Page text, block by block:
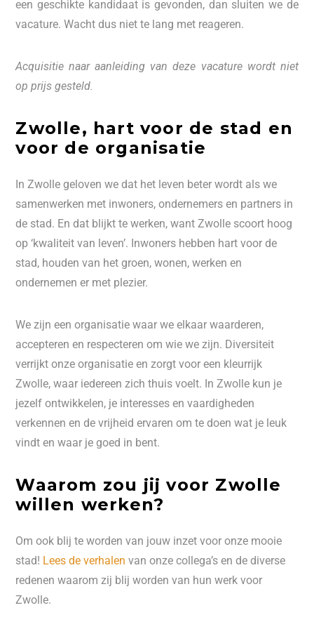
een geschikte kandidaat is gevonden, dan sluiten we de
vacature. Wacht dus niet te lang met reageren.
Acquisitie naar aanleiding van deze vacature wordt niet
op prijs gesteld.
Zwolle, hart voor de stad en
voor de organisatie
In Zwolle geloven we dat het leven beter wordt als we
samenwerken met inwoners, ondernemers en partners in
de stad. En dat blijkt te werken, want Zwolle scoort hoog
op ‘kwaliteit van leven’. Inwoners hebben hart voor de
stad, houden van het groen, wonen, werken en
ondernemen er met plezier.
We zijn een organisatie waar we elkaar waarderen,
accepteren en respecteren om wie we zijn. Diversiteit
verrijkt onze organisatie en zorgt voor een kleurrijk
Zwolle, waar iedereen zich thuis voelt. In Zwolle kun je
jezelf ontwikkelen, je interesses en vaardigheden
verkennen en de vrijheid ervaren om te doen wat je leuk
vindt en waar je goed in bent.
Waarom zou jij voor Zwolle
willen werken?
Om ook blij te worden van jouw inzet voor onze mooie
stad! Lees de verhalen van onze collega’s en de diverse
redenen waarom zij blij worden van hun werk voor
Zwolle.